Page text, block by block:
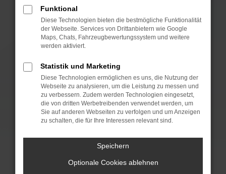
Fenster?
Starte dein Gerät neu.
Das kann manchmal helfen, vorübergehende
Probleme zu beheben.
Betriebssystem auf dem neuesten Stand
sind.
Veraltete Software birgt nicht nur ein
Sicherheitsrisiko, sondern kann auch dazu
führen, dass bestimmte Funktionen nicht mehr
unterstützt werden.
Wende dich an den Webseitenbetreiber.
Wenn du alle oben genannten Schritte versucht
hast, kontaktiere uns bitte. Wir werden
Funktional
Diese Technologien bieten die bestmögliche Funktionalität
der Webseite. Services von Drittanbietern wie Google
Maps, Chats, Fahrzeugbewertungssystem und weitere
werden aktiviert.
Statistik und Marketing
Diese Technologien ermöglichen es uns, die Nutzung der
Webseite zu analysieren, um die Leistung zu messen und
zu verbessern. Zudem werden Technologien eingesetzt,
die von dritten Werbetreibenden verwendet werden, um
Sie auf anderen Webseiten zu verfolgen und um Anzeigen
zu schalten, die für Ihre Interessen relevant sind.
Speichern
Optionale Cookies ablehnen